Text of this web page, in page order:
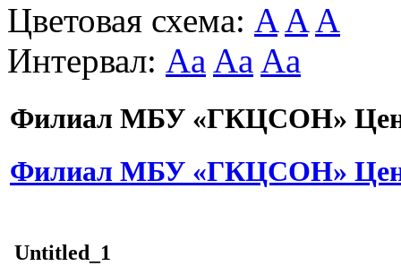
Цветовая схема: A A A
Интервал: Aa Aa Aa
Филиал МБУ «ГКЦСОН»
Филиал МБУ «ГКЦСОН»
Untitled_1